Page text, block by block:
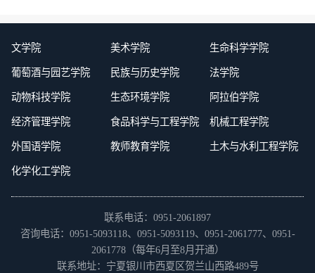
文学院 美术学院 生命科学学院
葡萄酒与园艺学院 民族与历史学院 法学院
动物科技学院 生态环境学院 阿拉伯学院
经济管理学院 食品科学与工程学院 机械工程学院
外国语学院 教师教育学院 土木与水利工程学院
化学化工学院
联系电话：0951-2061897
咨询电话：0951-5093118、0951-5093119、0951-2061777、0951-
2061778（每年6月至8月开通）
联系地址：宁夏银川市西夏区贺兰山西路489号